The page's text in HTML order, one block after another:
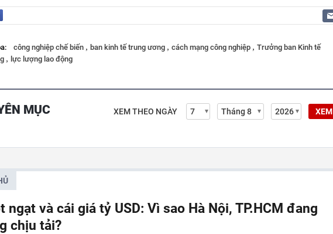
công nghiệp chế biến , ban kinh tế trung ương , cách mạng công nghiệp , Trưởng ban Kinh tế
, lực lượng lao động
MỤC XEM THEO NGÀY XEM
ngạt và cái giá tỷ USD: Vì sao Hà Nội, TP.HCM đang
chịu tải?